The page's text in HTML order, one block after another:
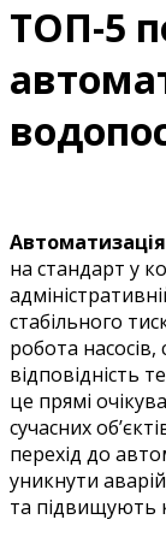
ТОП-5
на стандарт у
стабільного
робота
відповідність
це прямі
сучасних
перехід до
уникнути
та підвищують